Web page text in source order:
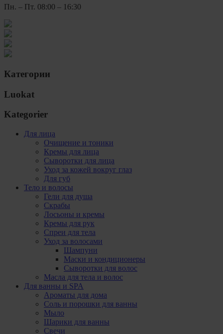
Пн. – Пт. 08:00 – 16:30
Категории
Luokat
Kategorier
Для лица
Очищение и тоники
Кремы для лица
Сыворотки для лица
Уход за кожей вокруг глаз
Для губ
Тело и волосы
Гели для душа
Скрабы
Лосьоны и кремы
Кремы для рук
Спреи для тела
Уход за волосами
Шампуни
Маски и кондиционеры
Сыворотки для волос
Масла для тела и волос
Для ванны и SPA
Ароматы для дома
Соль и порошки для ванны
Мыло
Шарики для ванны
Свечи